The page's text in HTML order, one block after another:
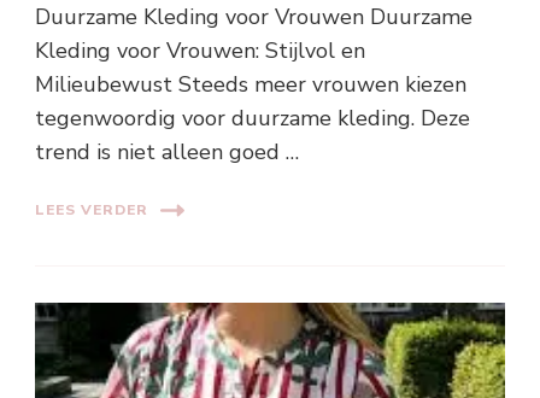
Duurzame Kleding voor Vrouwen Duurzame
Kleding voor Vrouwen: Stijlvol en
Milieubewust Steeds meer vrouwen kiezen
tegenwoordig voor duurzame kleding. Deze
trend is niet alleen goed …
LEES VERDER